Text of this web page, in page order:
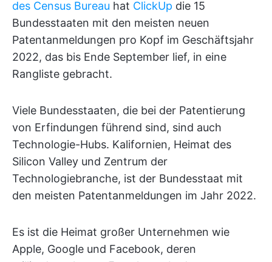
des Census Bureau hat ClickUp die 15
Bundesstaaten mit den meisten neuen
Patentanmeldungen pro Kopf im Geschäftsjahr
2022, das bis Ende September lief, in eine
Rangliste gebracht.
Viele Bundesstaaten, die bei der Patentierung
von Erfindungen führend sind, sind auch
Technologie-Hubs. Kalifornien, Heimat des
Silicon Valley und Zentrum der
Technologiebranche, ist der Bundesstaat mit
den meisten Patentanmeldungen im Jahr 2022.
Es ist die Heimat großer Unternehmen wie
Apple, Google und Facebook, deren